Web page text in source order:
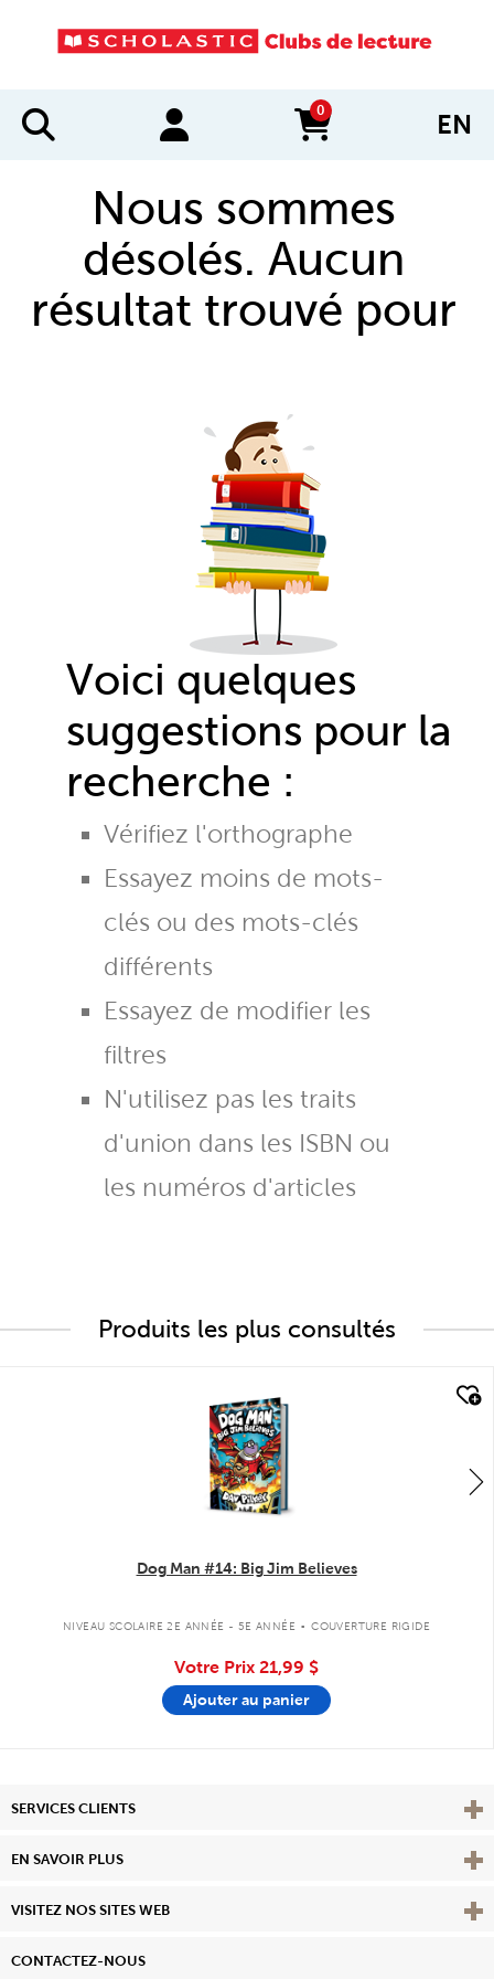
0
items in cart EN
Nous sommes
désolés. Aucun
résultat trouvé pour
Voici quelques
suggestions pour la
recherche :
Vérifiez l'orthographe
Essayez moins de mots-
clés ou des mots-clés
différents
Essayez de modifier les
filtres
N'utilisez pas les traits
d'union dans les ISBN ou
les numéros d'articles
Produits les plus consultés
Dog Man #14: Big Jim Believes
NIVEAU SCOLAIRE 2E ANNÉE - 5E ANNÉE . COUVERTURE RIGIDE
Votre Prix 21,99 $
Ajouter au panier
SERVICES CLIENTS
EN SAVOIR PLUS View
VISITEZ NOS SITES WEB
CONTACTEZ-NOUS